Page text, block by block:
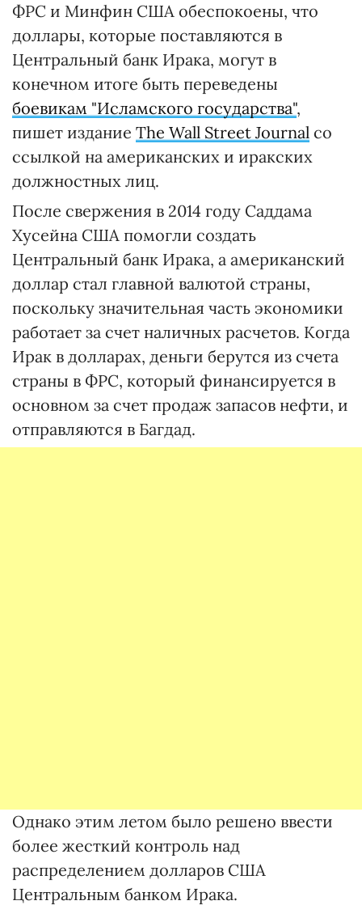
ФРС и Минфин США обеспокоены, что
доллары, которые поставляются в
Центральный банк Ирака, могут в
конечном итоге быть переведены
боевикам "Исламского государства",
пишет издание The Wall Street Journal со
ссылкой на американских и иракских
должностных лиц.
После свержения в 2014 году Саддама
Хусейна США помогли создать
Центральный банк Ирака, а американский
доллар стал главной валютой страны,
поскольку значительная часть экономики
работает за счет наличных расчетов. Когда
Ирак в долларах, деньги берутся из счета
страны в ФРС, который финансируется в
основном за счет продаж запасов нефти, и
отправляются в Багдад.
Однако этим летом было решено ввести
более жесткий контроль над
распределением долларов США
Центральным банком Ирака.